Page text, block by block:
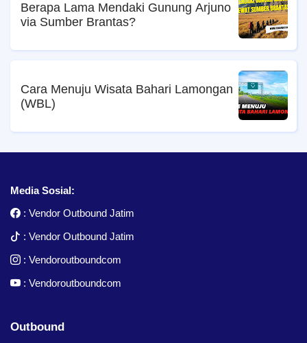
Berapa Lama Mendaki Gunung Arjuno
via Sumber Brantas?
Cara Menuju Wisata Bahari Lamongan
(WBL)
Media Sosial:
: Vendor Outbound Jatim
: Vendor Outbound Jatim
: Vendoroutboundcom
: Vendoroutboundcom
Outbound